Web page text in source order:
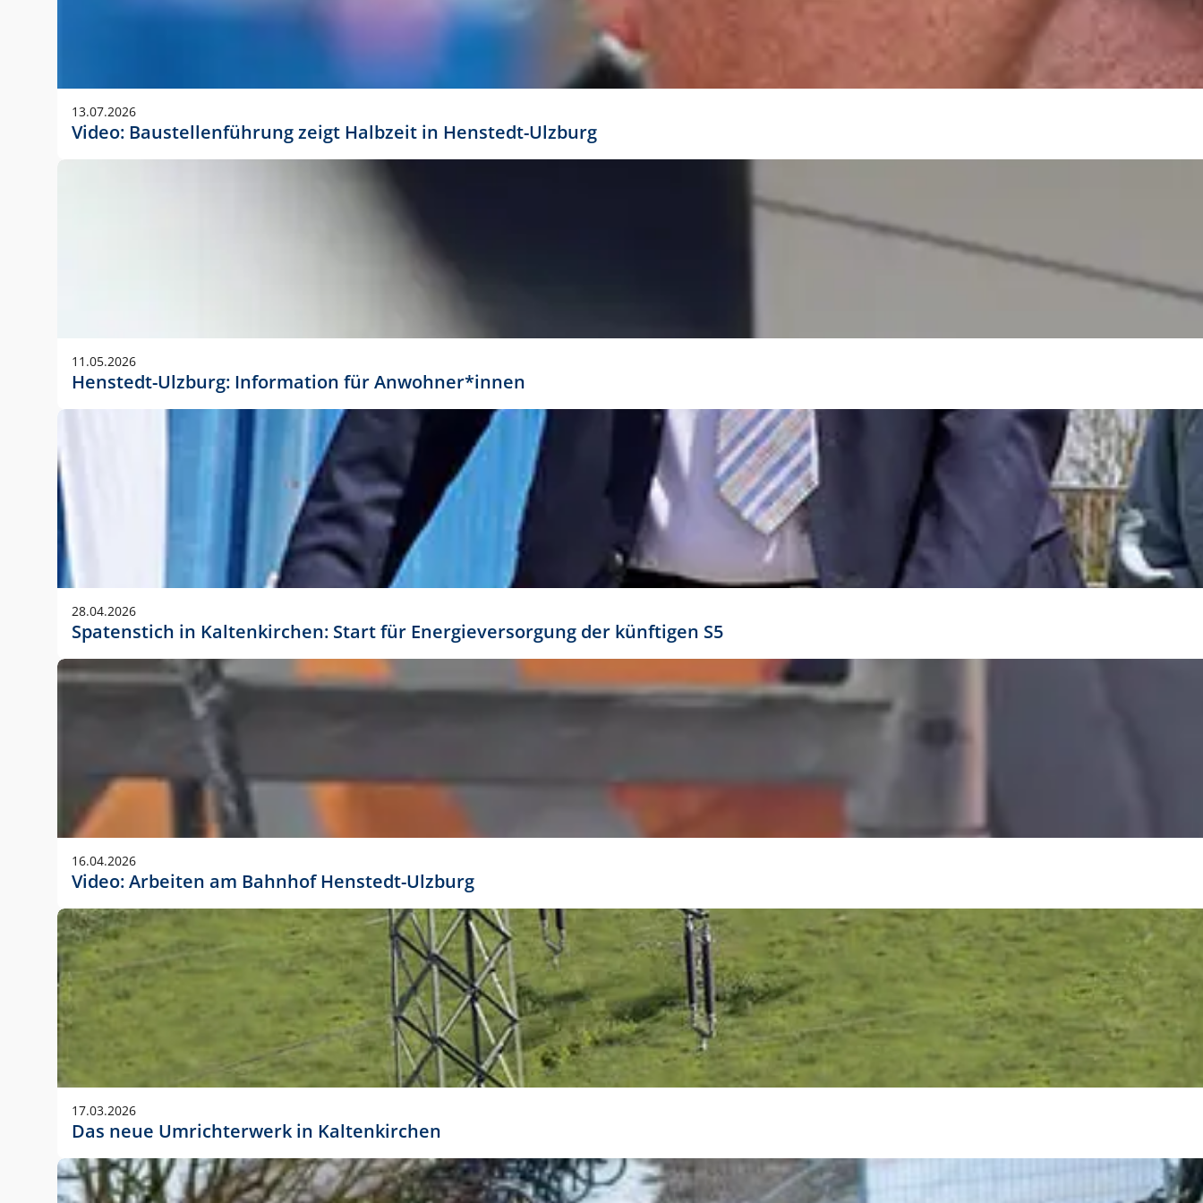
Anwendungsgröße im Layout:
Die Logohöhe beträgt 4 – 10 % der jeweiligen Formathöhe. Daraus ergeben sich für gängige Formate
folgende fest definierte Anwendungsgrößen im Layout:
DIN A3 – 15 mm hoch (5 %)
DIN A1 – 39 mm hoch (5 %)
DIN lang – 10 mm hoch (5 %)
1080 x 1080 px – 78 px hoch (7 %)
In Ausnahmefällen darf das Logo jedoch auch größer oder kleiner gesetzt werden. Dazu bedarf es jedoch
stets der vorherigen Absprache mit der Marketingabteilung.
13.07.2026
Video: Baustellenführung zeigt Halbzeit in Henstedt-Ulzburg
11.05.2026
Henstedt-Ulzburg: Information für Anwohner*innen
28.04.2026
Spatenstich in Kaltenkirchen: Start für Energieversorgung der künftigen S5
16.04.2026
Video: Arbeiten am Bahnhof Henstedt-Ulzburg
17.03.2026
Das neue Umrichterwerk in Kaltenkirchen